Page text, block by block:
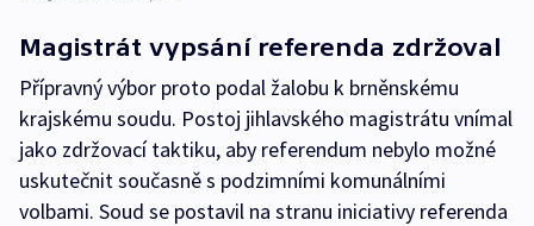
Magistrát vypsání referenda zdržoval
Přípravný výbor proto podal žalobu k brněnskému
krajskému soudu. Postoj jihlavského magistrátu vnímal
jako zdržovací taktiku, aby referendum nebylo možné
uskutečnit současně s podzimními komunálními
volbami. Soud se postavil na stranu iniciativy referenda